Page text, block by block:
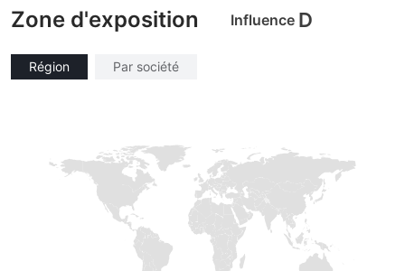
Zone d'exposition Influence D
Région Par société